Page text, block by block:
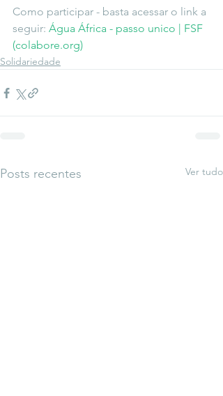
Como participar - basta acessar o link a
seguir: Água África - passo unico | FSF
(colabore.org)
Solidariedade
Posts recentes Ver tudo